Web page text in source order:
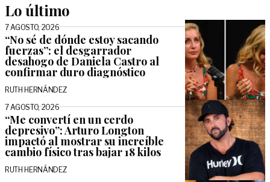
Lo último
7 AGOSTO, 2026
“No sé de dónde estoy sacando
fuerzas”: el desgarrador
desahogo de Daniela Castro al
confirmar duro diagnóstico
RUTH HERNÁNDEZ
7 AGOSTO, 2026
“Me convertí en un cerdo
depresivo”: Arturo Longton
impactó al mostrar su increíble
cambio físico tras bajar 18 kilos
RUTH HERNÁNDEZ